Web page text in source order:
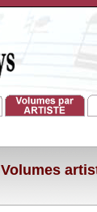
Volumes